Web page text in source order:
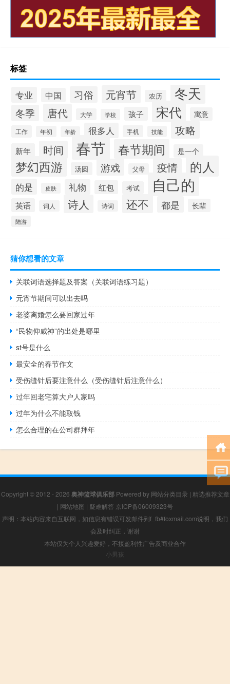
标签
专业 中国 习俗 元宵节 农历 冬天
冬季 唐代 大学 学校 孩子 宋代 寓意
工作 年初 年龄 很多人 手机 技能 攻略
新年 时间 春节 春节期间 是一个
梦幻西游 汤圆 游戏 父母 疫情 的人
的是 皮肤 礼物 红包 考试 自己的
英语 词人 诗人 诗词 还不 都是 长辈
陆游
猜你想看的文章
关联词语选择题及答案（关联词语练习题）
元宵节期间可以出去吗
老婆离婚怎么要回家过年
“民物仰威神”的出处是哪里
st号是什么
最安全的春节作文
受伤缝针后要注意什么（受伤缝针后注意什么）
过年回老宅算大户人家吗
过年为什么不能取钱
怎么合理的在公司群拜年
Copyright © 2012 - 2026 奥神篮球俱乐部Powered by 网站分类目录 | 精选推荐文章
| 网站地图 | 疑难解答 京ICP备06009323号
声明：本站内容来自互联网，如信息有错误可发邮件到f_fb#foxmail.com说明，我们
会及时纠正，谢谢
本站仅为个人兴趣爱好，不接盈利性广告及商业合作
小男孩